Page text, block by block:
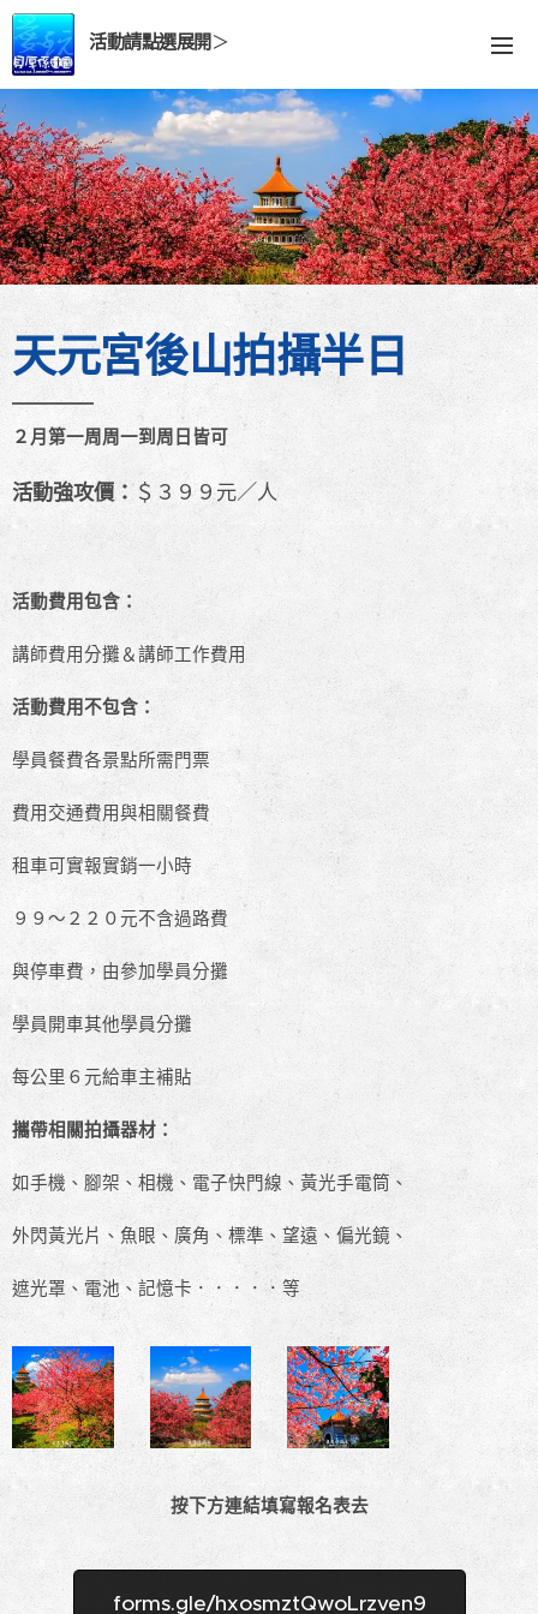
活動請點選展開 ＞
天元宮後山拍攝半日
２月第一周周一到周日皆可
活動強攻價：＄３９９元／人
活動費用包含：
講師費用分攤＆講師工作費用
活動費用不包含：
學員餐費各景點所需門票
費用交通費用與相關餐費
租車可實報實銷一小時
９９～２２０元不含過路費
與停車費，由參加學員分攤
學員開車其他學員分攤
每公里６元給車主補貼
攜帶相關拍攝器材：
如手機、腳架、相機、電子快門線、黃光手電筒、
外閃黃光片、魚眼、廣角、標準、望遠、偏光鏡、
遮光罩、電池、記憶卡．．．．．等
按下方連結填寫報名表去
forms.gle/hxosmztQwoLrzven9